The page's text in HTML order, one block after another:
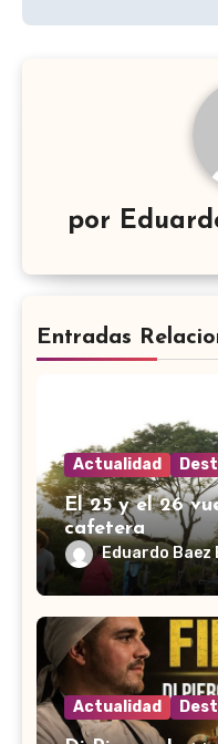
por
Entradas
Actualidad
El 25 y el 26
cafetera
Eduardo Baez
Actualidad